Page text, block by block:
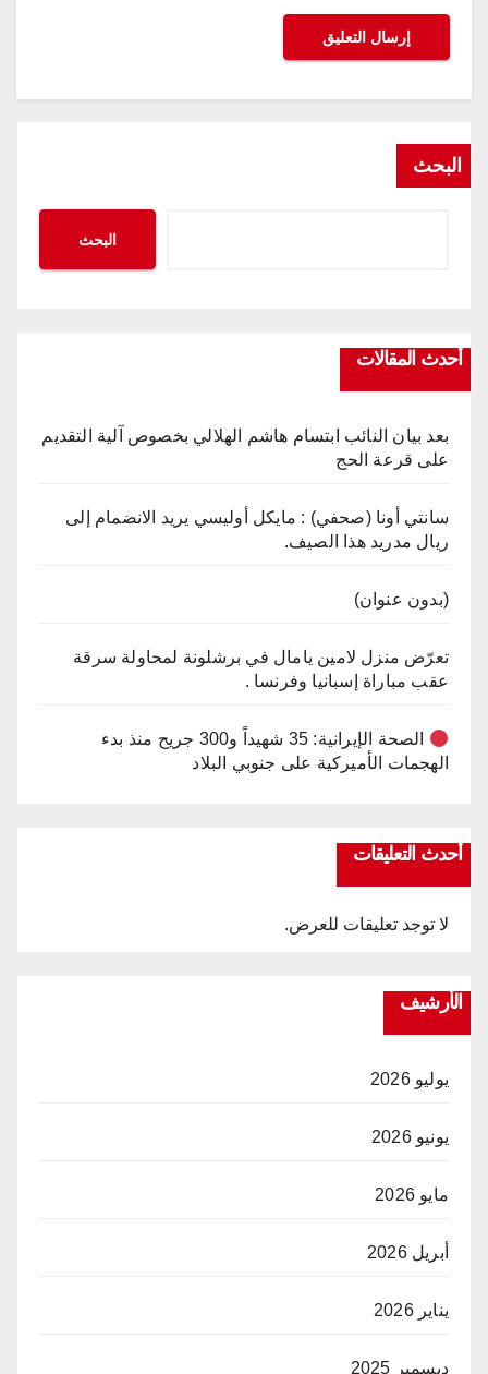
البحث
البحث
أحدث المقالات
بعد بيان النائب ابتسام هاشم الهلالي بخصوص آلية التقديم
على قرعة الحج
سانتي أونا (صحفي) : مايكل أوليسي يريد الانضمام إلى
ريال مدريد هذا الصيف.
(بدون عنوان)
تعرّض منزل لامين يامال في برشلونة لمحاولة سرقة
عقب مباراة إسبانيا وفرنسا .
الصحة الإيرانية: 35 شهيداً و300 جريح منذ بدء
الهجمات الأميركية على جنوبي البلاد
أحدث التعليقات
لا توجد تعليقات للعرض.
الأرشيف
يوليو 2026
يونيو 2026
مايو 2026
أبريل 2026
يناير 2026
ديسمبر 2025